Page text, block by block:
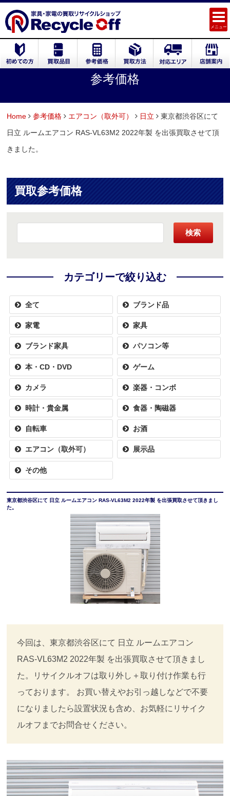
メニュー
参考価格
Home 参考価格 エアコン（取外可） 日立
東京都渋谷区にて
日立 ルームエアコン RAS-VL63M2 2022年製 を出張買取させて頂
きました。
買取参考価格
検索
カテゴリーで絞り込む
全て ブランド品
家電 家具
ブランド家具 パソコン等
本・CD・DVD ゲーム
カメラ 楽器・コンボ
時計・貴金属 食器・陶磁器
自転車 お酒
エアコン（取外可） 展示品
その他
東京都渋谷区にて 日立 ルームエアコン RAS-VL63M2 2022年製 を出張買取させて頂きまし
た。
今回は、東京都渋谷区にて 日立 ルームエアコン
RAS-VL63M2 2022年製 を出張買取させて頂きまし
た。リサイクルオフは取り外し＋取り付け作業も行
っております。 お買い替えやお引っ越しなどで不要
になりましたら設置状況も含め、お気軽にリサイク
ルオフまでお問合せください。